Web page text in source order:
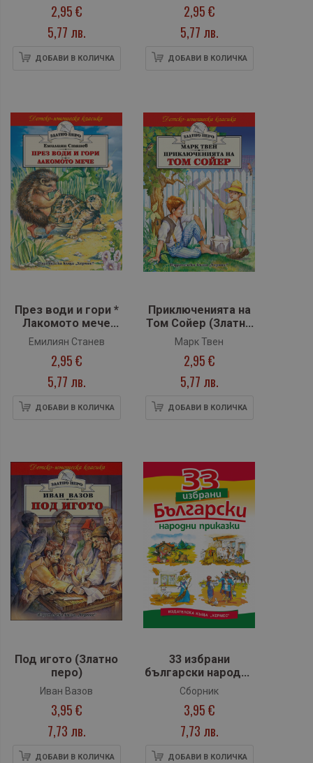
2,95 €
5,77 лв.
ДОБАВИ В КОЛИЧКА
2,95 €
5,77 лв.
ДОБАВИ В КОЛИЧКА
През води и гори *
Лакомото мече
(Златно перо)
Емилиян Станев
2,95 €
5,77 лв.
ДОБАВИ В КОЛИЧКА
Приключенията на
Том Сойер (Златно
перо)
Марк Твен
2,95 €
5,77 лв.
ДОБАВИ В КОЛИЧКА
Под игото (Златно
перо)
Иван Вазов
3,95 €
7,73 лв.
ДОБАВИ В КОЛИЧКА
33 избрани
български народни
приказки
Сборник
3,95 €
7,73 лв.
ДОБАВИ В КОЛИЧКА